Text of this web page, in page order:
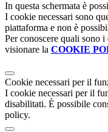
In questa schermata è
I cookie necessari sono
piattaforma e non è
Per conoscere quali sono
visionare la COOKIE
Cookie necessari per il
I cookie necessari per il
disabilitati. È possibile
policy.